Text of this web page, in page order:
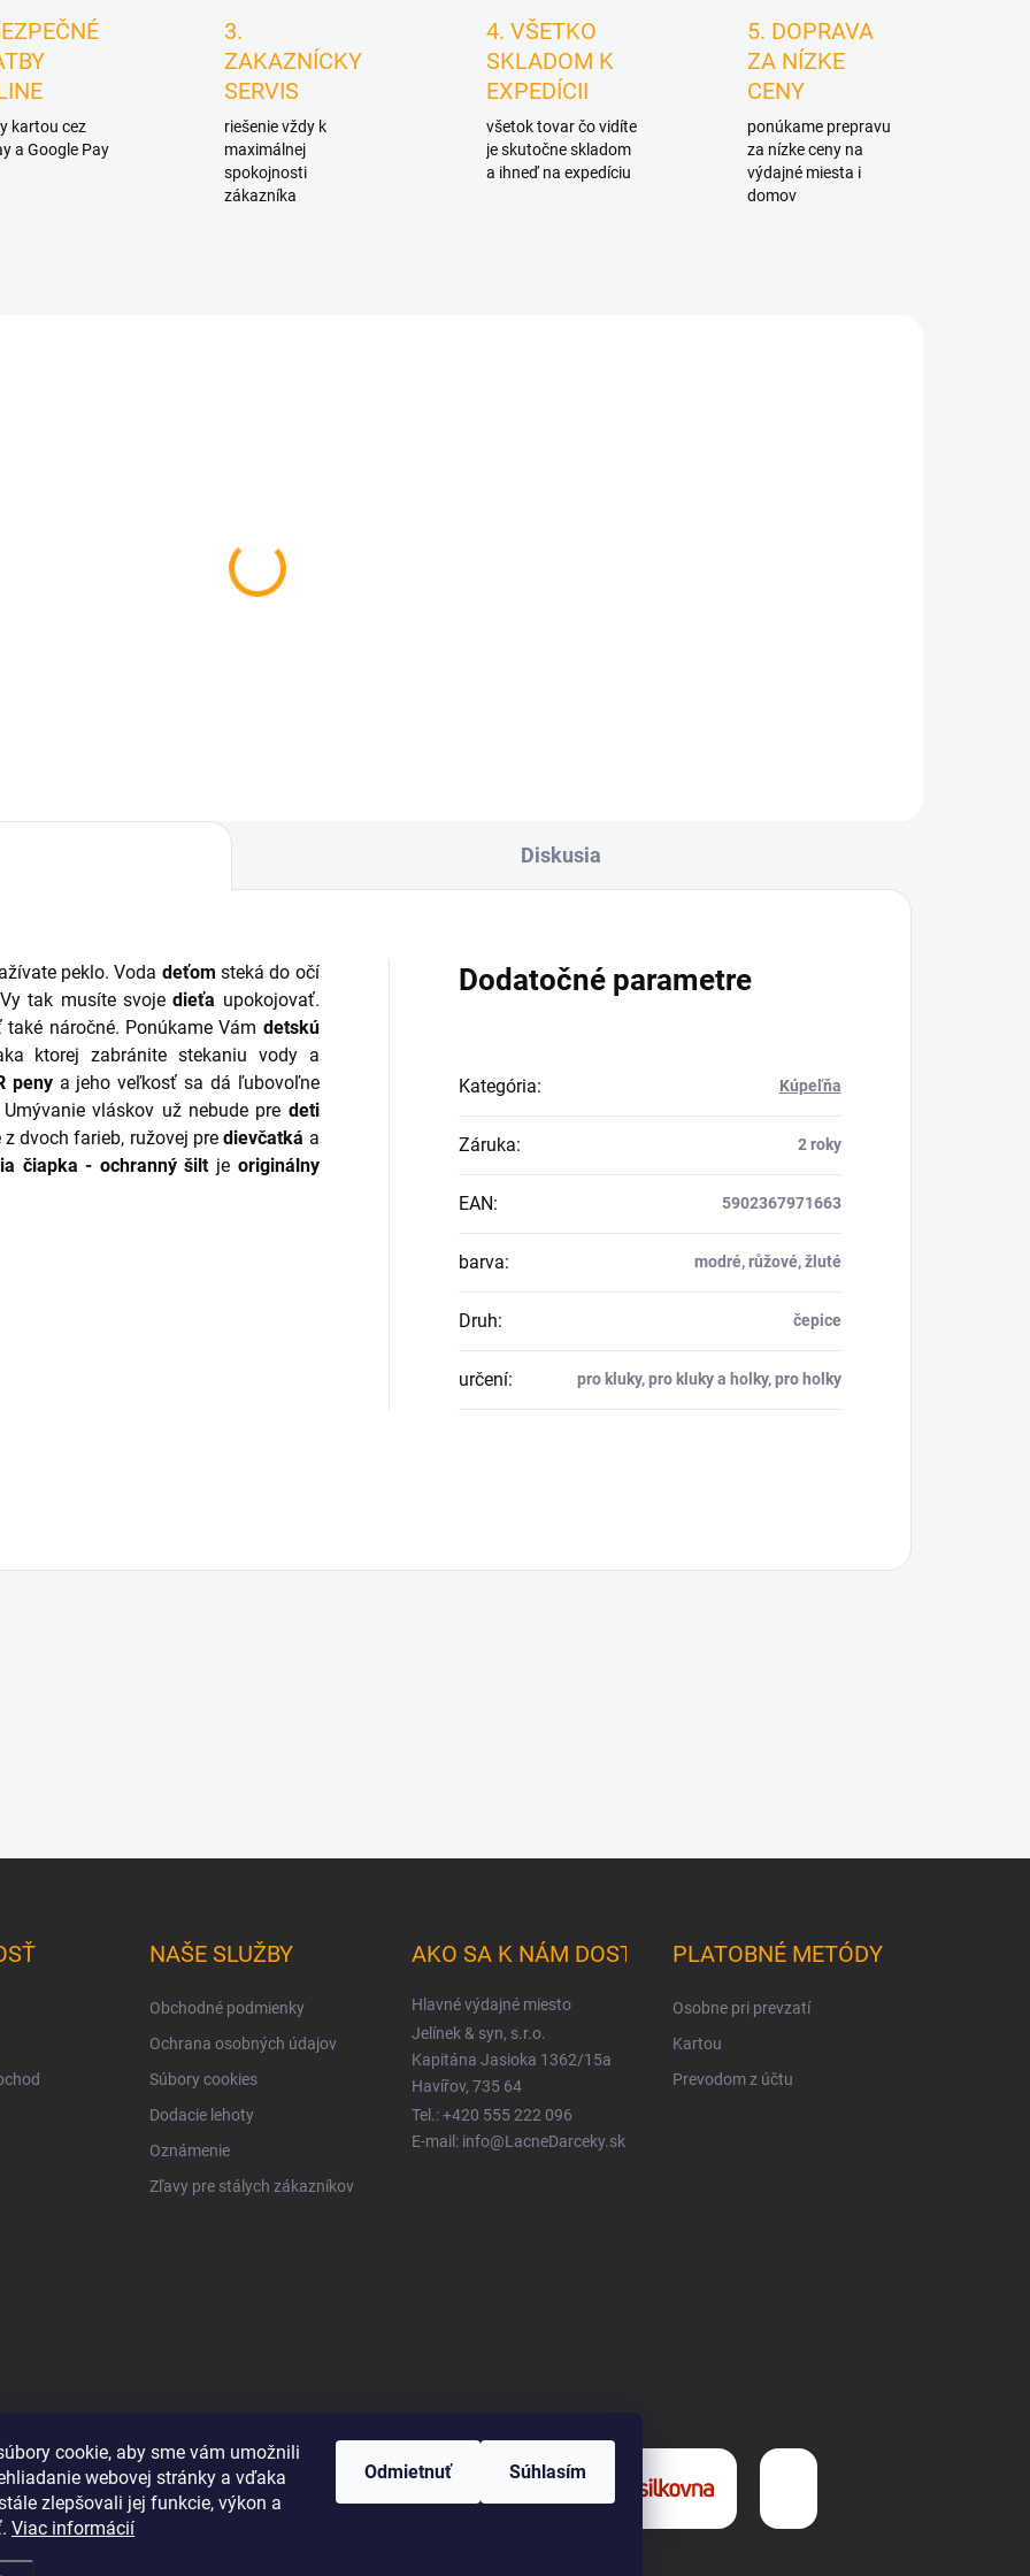
cookie, aby sme vám umožnili
webovej stránky a vďaka
zlepšovali jej funkcie, výkon a
Viac informácií
Odmietnuť Súhlasím
kartou cez
a Google Pay
3.
ZAKAZNÍCKY
SERVIS
riešenie vždy k
maximálnej
spokojnosti
zákazníka
4. VŠETKO
SKLADOM K
EXPEDÍCII
všetok tovar čo vidíte
je skutočne skladom
a ihneď na expedíciu
5. DOPRAVA
ZA NÍZKE
CENY
ponúkame prepravu
za nízke ceny na
výdajné miesta i
domov
Diskusia
peklo. Voda deťom steká do očí
tak musíte svojedieťa upokojovať.
náročné. Ponúkame Vám detskú
ktorej zabránite stekaniu vody a
penya jeho veľkosť sa dá ľubovoľne
vláskov už nebude pre deti
dvoch farieb, ružovej predievčatká a
čiapka - ochranný šiltje originálny
Dodatočné parametre
Kategória: Kúpeľňa
Záruka: 2 roky
EAN: 5902367971663
barva: modré, růžové, žluté
Druh: čepice
určení: pro kluky, pro kluky a holky, pro holky
NAŠE SLUŽBY
Obchodné podmienky
Ochrana osobných údajov
Súbory cookies
Dodacie lehoty
Oznámenie
Zľavy pre stálych zákazníkov
AKO SA K NÁM DOSTANETE
Hlavné výdajné miesto
Jelínek & syn, s.r.o.
Kapitána Jasioka 1362/15a
Havířov, 735 64
Tel.: +420 555 222 096
E-mail: info@LacneDarceky.sk
PLATOBNÉ METÓDY
Osobne pri prevzatí
Kartou
Prevodom z účtu